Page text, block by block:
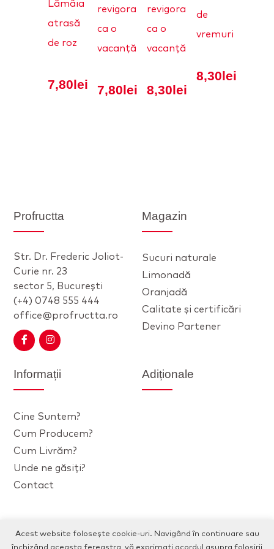
Lămâia
atrasă
de roz
7,80lei
revigorantă
ca o
vacanță
7,80lei
revigorantă
ca o
vacanță
8,30lei
de
vremuri
8,30lei
Profructta
Str. Dr. Frederic Joliot-
Curie nr. 23
sector 5, București
(+4) 0748 555 444
office@profructta.ro
Magazin
Sucuri naturale
Limonadă
Oranjadă
Calitate și certificări
Devino Partener
Informații
Cine Suntem?
Cum Producem?
Cum Livrăm?
Unde ne găsiți?
Contact
Adiționale
rezervate.
Acest website folosește cookie-uri. Navigând în continuare sau